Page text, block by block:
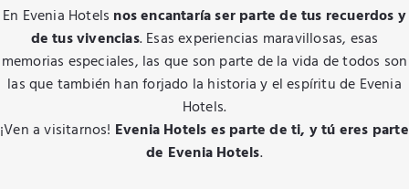
En Evenia Hotels nos encantaría ser parte de tus recuerdos y
de tus vivencias. Esas experiencias maravillosas, esas
memorias especiales, las que son parte de la vida de todos son
las que también han forjado la historia y el espíritu de Evenia
Hotels.
¡Ven a visitarnos! Evenia Hotels es parte de ti, y tú eres parte
de Evenia Hotels.